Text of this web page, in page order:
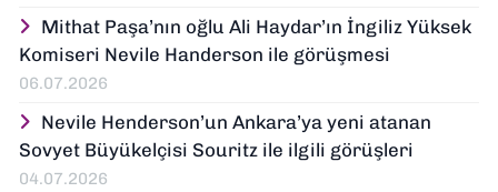
Mithat Paşa’nın oğlu Ali Haydar’ın İngiliz Yüksek
Komiseri Nevile Handerson ile görüşmesi
06.07.2026
Nevile Henderson’un Ankara’ya yeni atanan
Sovyet Büyükelçisi Souritz ile ilgili görüşleri
04.07.2026